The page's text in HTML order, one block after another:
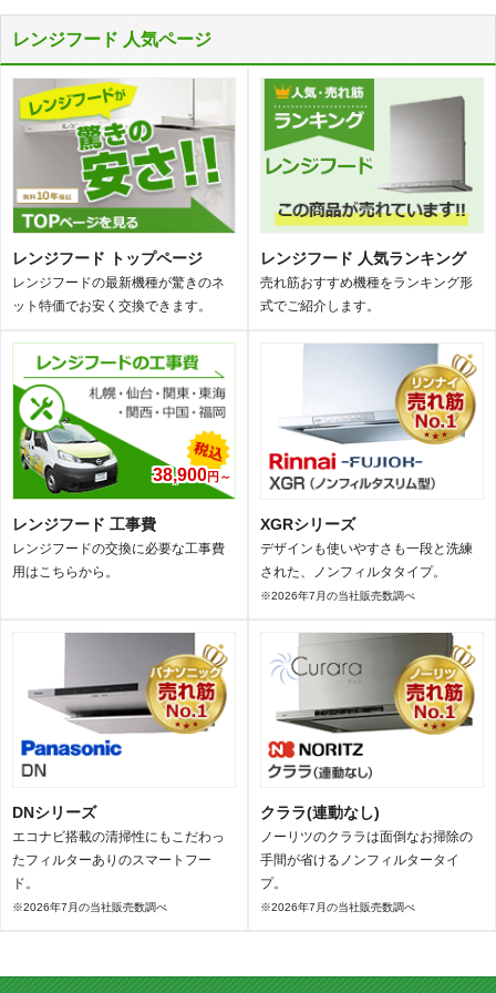
レンジフード 人気ページ
レンジフード トップページ
レンジフードの最新機種が驚きのネ
ット特価でお安く交換できます。
レンジフード 人気ランキング
売れ筋おすすめ機種をランキング形
式でご紹介します。
38,900 円～
レンジフード 工事費
レンジフードの交換に必要な工事費
用はこちらから。
XGRシリーズ
デザインも使いやすさも一段と洗練
された、ノンフィルタタイプ。
※2026年7月の当社販売数調べ
DNシリーズ
エコナビ搭載の清掃性にもこだわっ
たフィルターありのスマートフー
ド。
※2026年7月の当社販売数調べ
クララ(連動なし)
ノーリツのクララは面倒なお掃除の
手間が省けるノンフィルタータイ
プ。
※2026年7月の当社販売数調べ